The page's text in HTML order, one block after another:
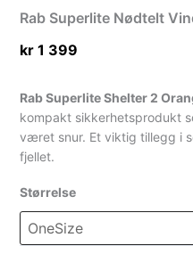
Rab Superlite Nødtelt
kr 1 399
Rab Superlite Shelter 2
kompakt sikkerhetsprodukt
været snur. Et viktig tillegg i
fjellet.
Størrelse